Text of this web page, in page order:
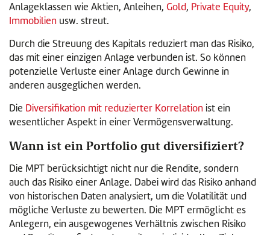
Anlageklassen wie Aktien, Anleihen, Gold, Private Equity,
Immobilien usw. streut.
Durch die Streuung des Kapitals reduziert man das Risiko,
das mit einer einzigen Anlage verbunden ist. So können
potenzielle Verluste einer Anlage durch Gewinne in
anderen ausgeglichen werden.
Die Diversifikation mit reduzierter Korrelation ist ein
wesentlicher Aspekt in einer Vermögensverwaltung.
Wann ist ein Portfolio gut diversifiziert?
Die MPT berücksichtigt nicht nur die Rendite, sondern
auch das Risiko einer Anlage. Dabei wird das Risiko anhand
von historischen Daten analysiert, um die Volatilität und
mögliche Verluste zu bewerten. Die MPT ermöglicht es
Anlegern, ein ausgewogenes Verhältnis zwischen Risiko